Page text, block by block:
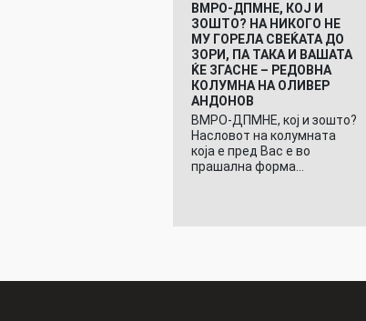
ВМРО-ДПМНЕ, КОЈ И
ЗОШТО? НА НИКОГО НЕ
МУ ГОРЕЛА СВЕЌАТА ДО
ЗОРИ, ПА ТАКА И ВАШАТА
ЌЕ ЗГАСНЕ – РЕДОВНА
КОЛУМНА НА ОЛИВЕР
АНДОНОВ
ВМРО-ДПМНЕ, кој и зошто?
Насловот на колумната
која е пред Вас е во
прашална форма…